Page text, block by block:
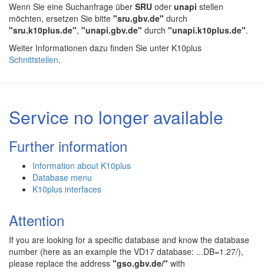
Wenn Sie eine Suchanfrage über SRU oder unapi stellen
möchten, ersetzen Sie bitte "sru.gbv.de" durch
"sru.k10plus.de", "unapi.gbv.de" durch "unapi.k10plus.de".
Weiter Informationen dazu finden Sie unter K10plus
Schnittstellen.
Service no longer available
Further information
Information about K10plus
Database menu
K10plus interfaces
Attention
If you are looking for a specific database and know the database
number (here as an example the VD17 database: ...DB=1.27/),
please replace the address "gso.gbv.de/" with